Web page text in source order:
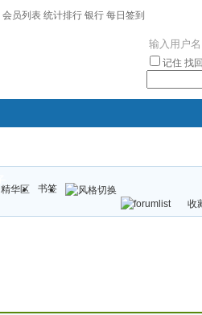
会员列表 统计排行 银行 每日签到
记住 找
精华区
书签
收